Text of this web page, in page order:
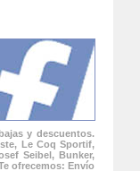
y descuentos.
Le Coq Sportif,
Seibel, Bunker,
ofrecemos: Envío